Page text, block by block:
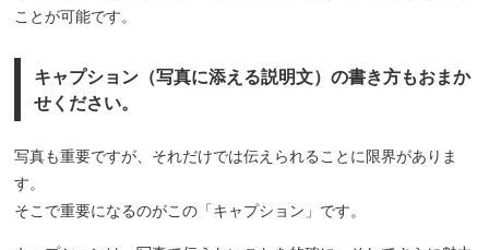
ことが可能です。
キャプション（写真に添える説明文）の書き方もおまか
せください。
写真も重要ですが、それだけでは伝えられることに限界がありま
す。
そこで重要になるのがこの「キャプション」です。